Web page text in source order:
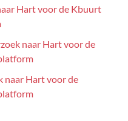
Hart voor de Kbuurt
naar Hart voor de
naar Hart voor de